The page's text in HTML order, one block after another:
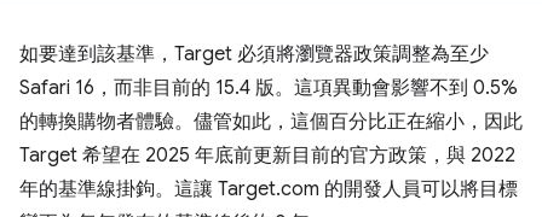
如要達到該基準，Target 必須將瀏覽器政策調整為至少
Safari 16，而非目前的 15.4 版。這項異動會影響不到 0.5%
的轉換購物者體驗。儘管如此，這個百分比正在縮小，因此
Target 希望在 2025 年底前更新目前的官方政策，與 2022
年的基準線掛鉤。這讓 Target.com 的開發人員可以將目標